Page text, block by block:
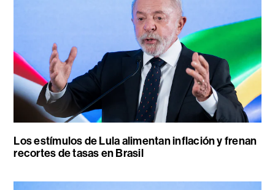
Los estímulos de Lula alimentan inflación y frenan
recortes de tasas en Brasil